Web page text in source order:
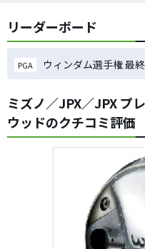
リーダーボード
PGA ウィンダム選手権 最
ミズノ／JPX／JPX プ
ウッドのクチコミ評価